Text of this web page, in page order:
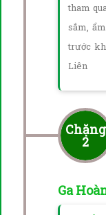
tham
sắm,
trước
Liên
Chặng
2
Ga